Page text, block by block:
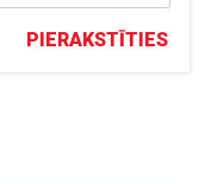
PIERAKSTĪTIES